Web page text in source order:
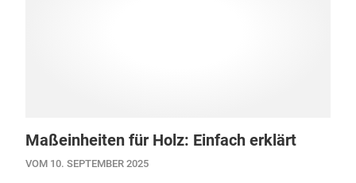
Maßeinheiten für Holz: Einfach erklärt
VOM 10. SEPTEMBER 2025